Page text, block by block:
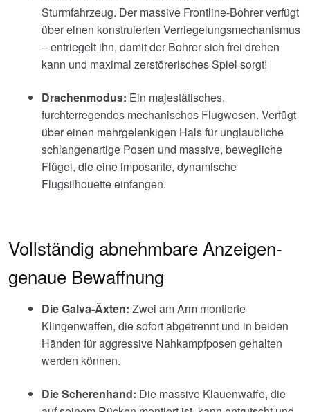
Sturmfahrzeug. Der massive Frontline-Bohrer verfügt
über einen konstruierten Verriegelungsmechanismus
– entriegelt ihn, damit der Bohrer sich frei drehen
kann und maximal zerstörerisches Spiel sorgt!
Drachenmodus: Ein majestätisches,
furchterregendes mechanisches Flugwesen. Verfügt
über einen mehrgelenkigen Hals für unglaubliche
schlangenartige Posen und massive, bewegliche
Flügel, die eine imposante, dynamische
Flugsilhouette einfangen.
Vollständig abnehmbare Anzeigen-
genaue Bewaffnung
Die Galva-Äxten: Zwei am Arm montierte
Klingenwaffen, die sofort abgetrennt und in beiden
Händen für aggressive Nahkampfposen gehalten
werden können.
Die Scherenhand: Die massive Klauenwaffe, die